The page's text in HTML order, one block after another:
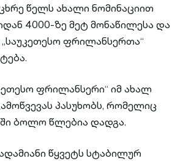
წელს ახალი ნომინაციით
4000-ზე მეტ მონაწილესა და
„საუკეთესო ფრილანსერთა“
ფრილანსერი“ იმ ახალ
პასუხობს, რომელიც
ბოლო წლებია დადგა.
წყვეტს სტაბილურ